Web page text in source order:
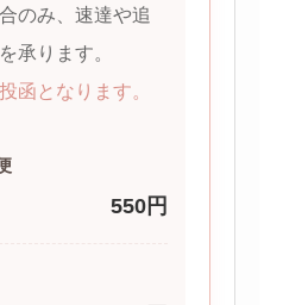
のみ、速達や追
承ります。
函となります。
550円